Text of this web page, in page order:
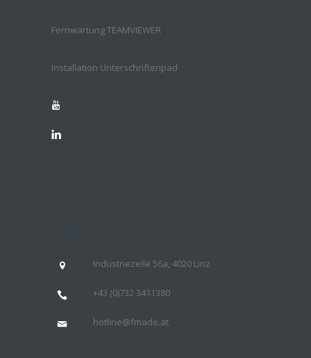
Fernwartung TEAMVIEWER
Installation Unterschriftenpad
Industriezeile 56a, 4020 Linz
+43 (0)732 3411380
hotline@fmade.at